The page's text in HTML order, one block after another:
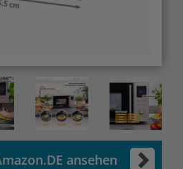
ansehen